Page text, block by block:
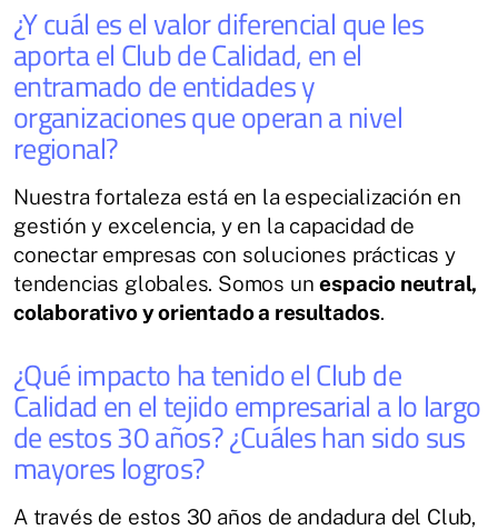
¿Y cuál es el valor diferencial que les
aporta el Club de Calidad, en el
entramado de entidades y
organizaciones que operan a nivel
regional?
Nuestra fortaleza está en la especialización en
gestión y excelencia, y en la capacidad de
conectar empresas con soluciones prácticas y
tendencias globales. Somos unespacio neutral,
colaborativo y orientado a resultados.
¿Qué impacto ha tenido el Club de
Calidad en el tejido empresarial a lo largo
de estos 30 años? ¿Cuáles han sido sus
mayores logros?
A través de estos 30 años de andadura del Club,